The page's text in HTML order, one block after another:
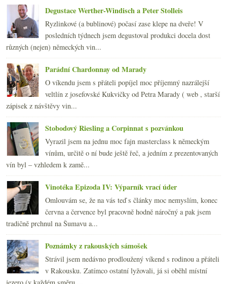
►března(23)
►února (20)
►ledna (20)
►2008(270)
►2007(108)
Degustace Werther-Windisch a Peter Stolleis
Ryzlinkové (a bublinové) počasí zase klepe na dveře! V
posledních týdnech jsem degustoval produkci docela dost
různých (nejen) německých vin...
Parádní Chardonnay od Marady
O víkendu jsem s přáteli popíjel moc příjemný nazrálejší
veltlín z josefovské Kukvičky od Petra Marady ( web , starší
zápisek z návštěvy vin...
Stobodový Riesling a Corpinnat s pozvánkou
Vyrazil jsem na jednu moc fajn masterclass k německým
vínům, určitě o ní bude ještě řeč, a jedním z prezentovaných
vín byl – vzhledem k zamě...
Vinotéka Epizoda IV: Výparník vrací úder
Omlouvám se, že na vás teď s články moc nemyslím, konec
června a července byl pracovně hodně náročný a pak jsem
tradičně prchnul na Šumavu a...
Poznámky z rakouských sámošek
Strávil jsem nedávno prodloužený víkend s rodinou a přáteli
v Rakousku. Zatímco ostatní lyžovali, já si oběhl místní